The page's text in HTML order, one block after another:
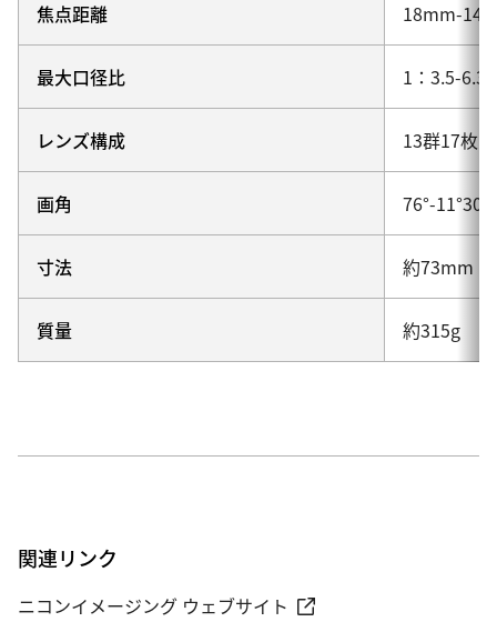
焦点距離 18mm-
最大口径比 1：3.5-6.3
レンズ構成 13群17枚
画角 76°-
寸法 約73mm（
質量 約315g
関連リンク
ニコンイメージング ウェブサイト